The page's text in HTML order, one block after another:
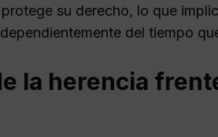
su derecho, lo que
del tiempo
la herencia